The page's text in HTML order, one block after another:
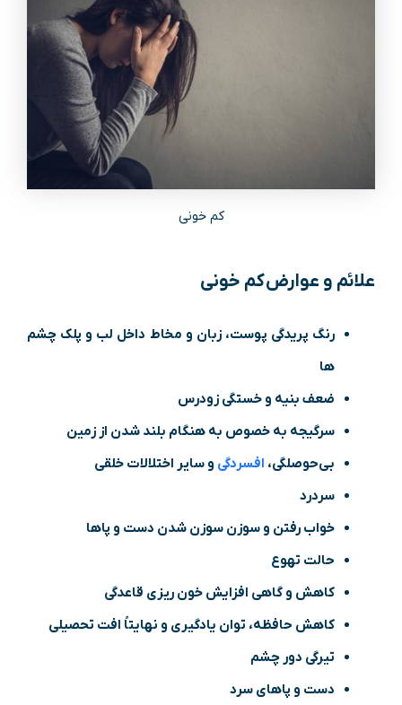
کم خونی
علائم و عوارض کم خونی
رنگ ‌پریدگی پوست، زبان و مخاط داخل لب و پلک چشم
‌ها
ضعف بنیه و خستگی زودرس
سرگیجه به ‌خصوص به ‌هنگام بلند شدن از زمین
بی‌حوصلگی، افسردگی و سایر اختلالات خلقی
سردرد
خواب رفتن و سوزن سوزن شدن دست و پاها
حالت تهوع
کاهش و گاهی افزایش خون‌ ریزی قاعدگی
کاهش حافظه، توان یادگیری و نهایتاً افت تحصیلی
تیرگی دور چشم
دست و پاهای سرد